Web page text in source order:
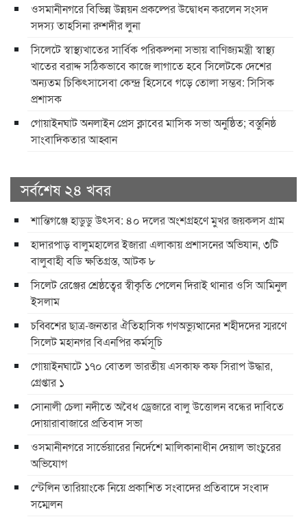
ওসমানীনগরে বিভিন্ন উন্নয়ন প্রকল্পের উদ্বোধন করলেন সংসদ
সদস্য তাহসিনা রুশদীর লুনা
সিলেটে স্বাস্থ্যখাতের সার্বিক পরিকল্পনা সভায় বাণিজ্যমন্ত্রী স্বাস্থ্য
খাতের বরাদ্দ সঠিকভাবে কাজে লাগাতে হবে সিলেটকে দেশের
অন্যতম চিকিৎসাসেবা কেন্দ্র হিসেবে গড়ে তোলা সম্ভব: সিসিক
প্রশাসক
​গোয়াইনঘাট অনলাইন প্রেস ক্লাবের মাসিক সভা অনুষ্ঠিত; বস্তুনিষ্ঠ
সাংবাদিকতার আহ্বান
সর্বশেষ ২৪ খবর
শান্তিগঞ্জে হাডুডু উৎসব: ৪০ দলের অংশগ্রহণে মুখর জয়কলস গ্রাম
হাদারপাড় বালুমহালের ইজারা এলাকায় প্রশাসনের অভিযান, ৩টি
বালুবাহী বডি ক্ষতিগ্রস্ত, আটক ৮
সিলেট রেঞ্জের শ্রেষ্ঠত্বের স্বীকৃতি পেলেন দিরাই থানার ওসি আমিনুল
ইসলাম
চব্বিশের ছাত্র-জনতার ঐতিহাসিক গণঅভ্যুত্থানের শহীদদের স্মরণে
সিলেট মহানগর বিএনপির কর্মসূচি
গোয়াইনঘাটে ১৭০ বোতল ভারতীয় এসকাফ কফ সিরাপ উদ্ধার,
গ্রেপ্তার ১
সোনালী চেলা নদীতে অবৈধ ড্রেজারে বালু উত্তোলন বন্ধের দাবিতে
দোয়ারাবাজারে প্রতিবাদ সভা
ওসমানীনগরে সার্ভেয়ারের নির্দেশে মালিকানাধীন দেয়াল ভাংচুরের
অভিযোগ
স্টেলিন তারিয়াংকে নিয়ে প্রকাশিত সংবাদের প্রতিবাদে সংবাদ
সম্মেলন